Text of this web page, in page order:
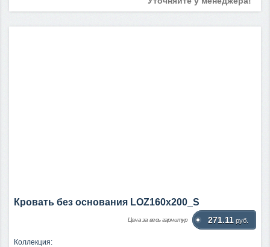
Кровать без основания LOZ160х200_S
Цена за весь гарнитур 271.11 руб.
Коллекция: